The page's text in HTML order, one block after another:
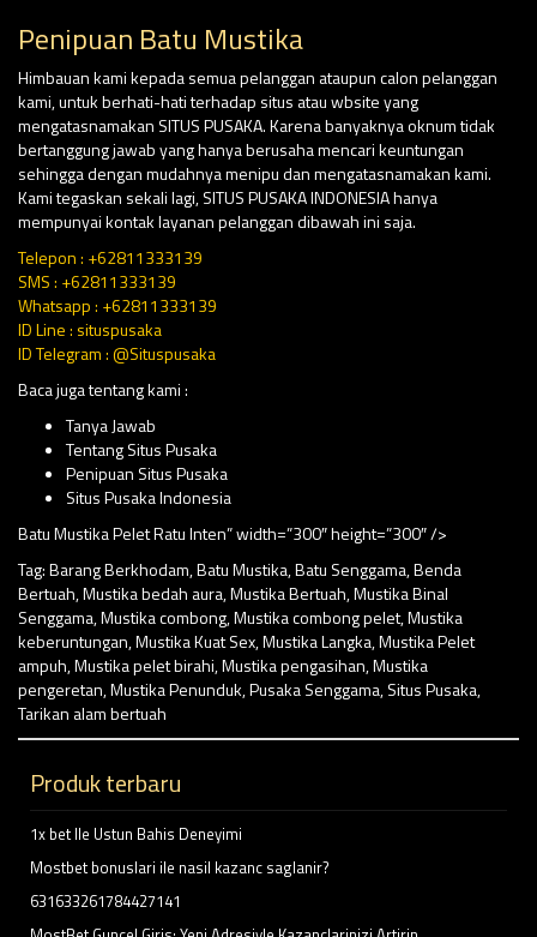
Penipuan Batu Mustika
Himbauan kami kepada semua pelanggan ataupun calon pelanggan
kami, untuk berhati-hati terhadap situs atau wbsite yang
mengatasnamakan SITUS PUSAKA. Karena banyaknya oknum tidak
bertanggung jawab yang hanya berusaha mencari keuntungan
sehingga dengan mudahnya menipu dan mengatasnamakan kami.
Kami tegaskan sekali lagi, SITUS PUSAKA INDONESIA hanya
mempunyai kontak layanan pelanggan dibawah ini saja.
Telepon : +62811333139
SMS : +62811333139
Whatsapp : +62811333139
ID Line : situspusaka
ID Telegram : @Situspusaka
Baca juga tentang kami :
Tanya Jawab
Tentang Situs Pusaka
Penipuan Situs Pusaka
Situs Pusaka Indonesia
Batu Mustika Pelet Ratu Inten” width=”300″ height=”300″ />
Tag:Barang Berkhodam,Batu Mustika,Batu Senggama,Benda
Bertuah,Mustika bedah aura,Mustika Bertuah,Mustika Binal
Senggama,Mustika combong,Mustika combong pelet,Mustika
keberuntungan,Mustika Kuat Sex,Mustika Langka,Mustika Pelet
ampuh,Mustika pelet birahi,Mustika pengasihan,Mustika
pengeretan,Mustika Penunduk,Pusaka Senggama,Situs Pusaka,
Tarikan alam bertuah
Produk terbaru
1x bet Ile Ustun Bahis Deneyimi
Mostbet bonuslari ile nasil kazanc saglanir?
631633261784427141